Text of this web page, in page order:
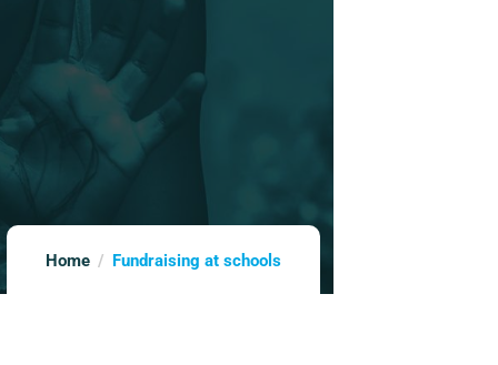
Home Fundraising at schools